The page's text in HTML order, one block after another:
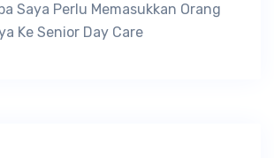
Saya Perlu Memasukkan Orang
Ke Senior Day Care